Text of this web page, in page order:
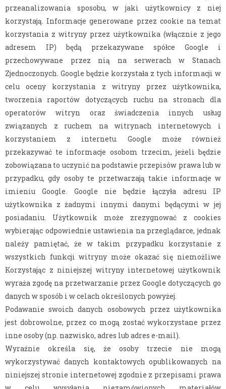
przeanalizowania sposobu, w jaki użytkownicy z niej
korzystają. Informacje generowane przez cookie na temat
korzystania z witryny przez użytkownika (włącznie z jego
adresem IP) będą przekazywane spółce Google i
przechowywane przez nią na serwerach w Stanach
Zjednoczonych. Google będzie korzystała z tych informacji w
celu oceny korzystania z witryny przez użytkownika,
tworzenia raportów dotyczących ruchu na stronach dla
operatorów witryn oraz świadczenia innych usług
związanych z ruchem na witrynach internetowych i
korzystaniem z internetu. Google może również
przekazywać te informacje osobom trzecim, jeżeli będzie
zobowiązana to uczynić na podstawie przepisów prawa lub w
przypadku, gdy osoby te przetwarzają takie informacje w
imieniu Google. Google nie będzie łączyła adresu IP
użytkownika z żadnymi innymi danymi będącymi w jej
posiadaniu. Użytkownik może zrezygnować z cookies
wybierając odpowiednie ustawienia na przeglądarce, jednak
należy pamiętać, że w takim przypadku korzystanie z
wszystkich funkcji witryny może okazać się niemożliwe
Korzystając z niniejszej witryny internetowej użytkownik
wyraża zgodę na przetwarzanie przez Google dotyczących go
danych w sposób i w celach określonych powyżej.
Podawanie swoich danych osobowych przez użytkownika
jest dobrowolne, przez co mogą zostać wykorzystane przez
inne osoby (np. nazwisko, adres lub adres e-mail).
Wyraźnie określa się, że osoby trzecie nie mogą
wykorzystywać danych kontaktowych opublikowanych na
niniejszej stronie internetowej zgodnie z przepisami prawa